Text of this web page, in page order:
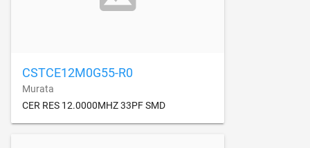
CSTCE12M0G55-R0
Murata
CER RES 12.0000MHZ 33PF SMD